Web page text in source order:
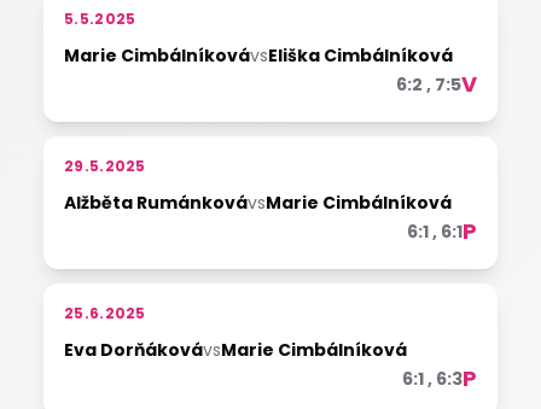
5.5.2025
Marie CimbálníkovávsEliška Cimbálníková
6:2 , 7:5V
29.5.2025
Alžběta RumánkovávsMarie Cimbálníková
6:1 , 6:1P
25.6.2025
Eva DorňákovávsMarie Cimbálníková
6:1 , 6:3P